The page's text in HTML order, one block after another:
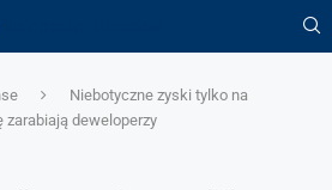
Niebotyczne zyski tylko na
zarabiają deweloperzy